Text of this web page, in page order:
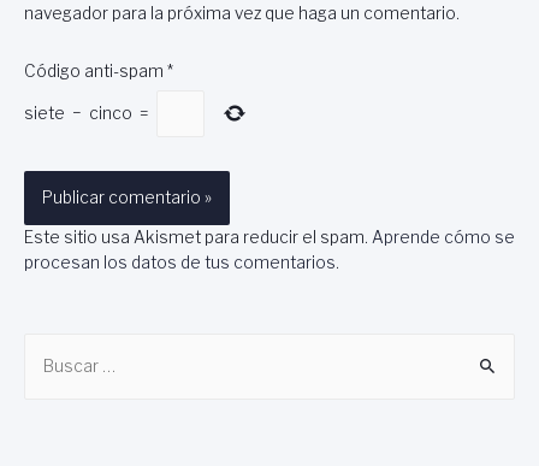
navegador para la próxima vez que haga un comentario.
Código anti-spam *
siete − cinco =
Este sitio usa Akismet para reducir el spam. Aprende cómo se
procesan los datos de tus comentarios.